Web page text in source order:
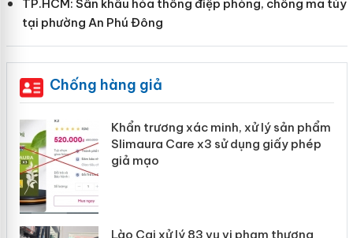
TP.HCM: Sân khấu hóa thông điệp phòng, chống ma túy
tại phường An Phú Đông
Chống hàng giả
Cà Mau: Tiêu hủy công khai hàng ngàn sản
phẩm nhập lậu, bảo vệ môi trường kinh
doanh
Công an Thanh Hóa tìm bị hại trong vụ án
sản xuất, buôn bán yến sào giả